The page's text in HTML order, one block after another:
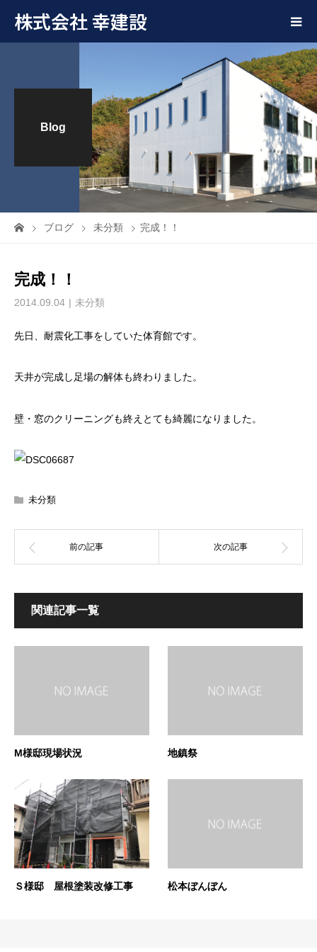
株式会社 幸建設
Blog
ブログ 未分類 完成！！
完成！！
2014.09.04 未分類
先日、耐震化工事をしていた体育館です。
天井が完成し足場の解体も終わりました。
壁・窓のクリーニングも終えとても綺麗になりました。
未分類
関連記事一覧
M様邸現場状況 地鎮祭
Ｓ様邸 屋根塗装改修工事 松本ぼんぼん